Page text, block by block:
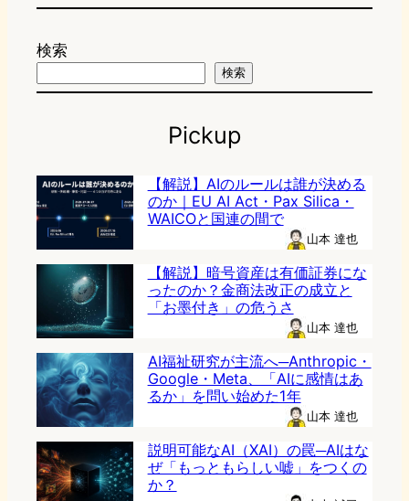
検索
検索
Pickup
【解説】AIのルールは誰が決める
のか｜EU AI Act・Pax Silica・
WAICOと国連の間で
山本 達也
【解説】暗号資産は有価証券にな
ったのか？金商法改正の成立と
「お墨付き」の危うさ
山本 達也
AI福祉研究が主流へ─Anthropic・
Google・Meta、「AIに感情はあ
るか」を問い始めた1年
山本 達也
説明可能なAI（XAI）の罠─AIはな
ぜ「もっともらしい嘘」をつくの
か？